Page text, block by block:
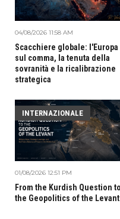
04/08/2026 11:58 AM
Scacchiere globale: l'Europa
sul comma, la tenuta della
sovranità e la ricalibrazione
strategica
INTERNAZIONALE
01/08/2026 12:51 PM
From the Kurdish Question to
the Geopolitics of the Levant